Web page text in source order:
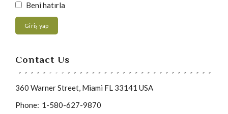
Beni hatırla
Giriş yap
Contact Us
360 Warner Street, Miami FL 33141 USA
Phone: 1-580-627-9870